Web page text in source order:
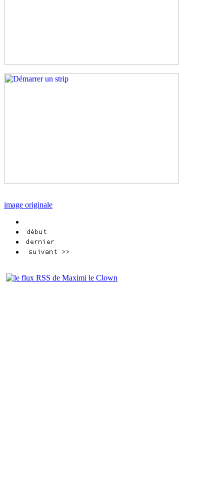
image originale